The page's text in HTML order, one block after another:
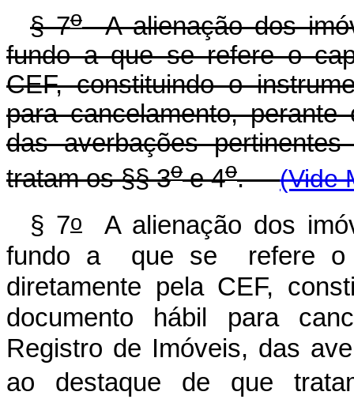
§ 7oA alienação dos
fundo a que se refere o
CEF, constituindo o
para cancelamento,
das averbações
tratam os §§ 3oe 4o.(Vide
§ 7o
A alienação dos
fundo a que se refere o
diretamente pela CEF,
documento hábil para
Registro de Imóveis, das
ao destaque de que